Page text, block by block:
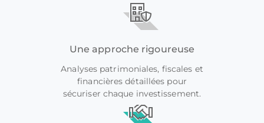
Une approche rigoureuse
Analyses patrimoniales, fiscales et
financières détaillées pour
sécuriser chaque investissement.